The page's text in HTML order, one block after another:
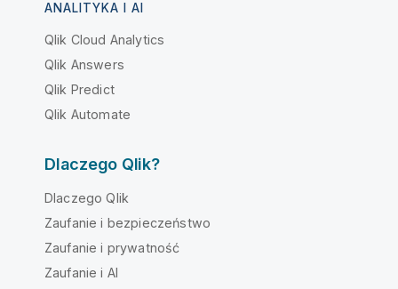
ANALITYKA I AI
Qlik Cloud Analytics
Qlik Answers
Qlik Predict
Qlik Automate
Dlaczego Qlik?
Dlaczego Qlik
Zaufanie i bezpieczeństwo
Zaufanie i prywatność
Zaufanie i AI